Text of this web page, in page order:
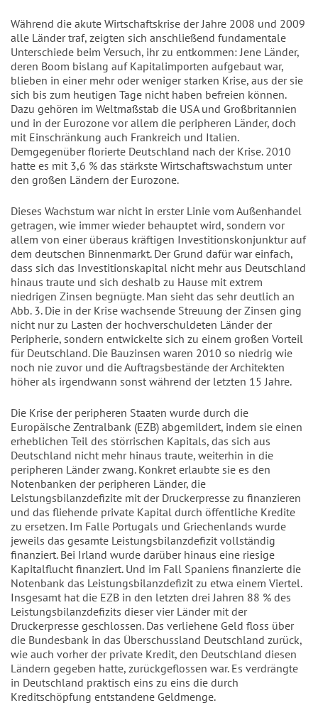
Während die akute Wirtschaftskrise der Jahre 2008 und 2009
alle Länder traf, zeigten sich anschließend fundamentale
Unterschiede beim Versuch, ihr zu entkommen: Jene Länder,
deren Boom bislang auf Kapitalimporten aufgebaut war,
blieben in einer mehr oder weniger starken Krise, aus der sie
sich bis zum heutigen Tage nicht haben befreien können.
Dazu gehören im Weltmaßstab die USA und Großbritannien
und in der Eurozone vor allem die peripheren Länder, doch
mit Einschränkung auch Frankreich und Italien.
Demgegenüber florierte Deutschland nach der Krise. 2010
hatte es mit 3,6 % das stärkste Wirtschaftswachstum unter
den großen Ländern der Eurozone.
Dieses Wachstum war nicht in erster Linie vom Außenhandel
getragen, wie immer wieder behauptet wird, sondern vor
allem von einer überaus kräftigen Investitionskonjunktur auf
dem deutschen Binnenmarkt. Der Grund dafür war einfach,
dass sich das Investitionskapital nicht mehr aus Deutschland
hinaus traute und sich deshalb zu Hause mit extrem
niedrigen Zinsen begnügte. Man sieht das sehr deutlich an
Abb. 3. Die in der Krise wachsende Streuung der Zinsen ging
nicht nur zu Lasten der hochverschuldeten Länder der
Peripherie, sondern entwickelte sich zu einem großen Vorteil
für Deutschland. Die Bauzinsen waren 2010 so niedrig wie
noch nie zuvor und die Auftragsbestände der Architekten
höher als irgendwann sonst während der letzten 15 Jahre.
Die Krise der peripheren Staaten wurde durch die
Europäische Zentralbank (EZB) abgemildert, indem sie einen
erheblichen Teil des störrischen Kapitals, das sich aus
Deutschland nicht mehr hinaus traute, weiterhin in die
peripheren Länder zwang. Konkret erlaubte sie es den
Notenbanken der peripheren Länder, die
Leistungsbilanzdefizite mit der Druckerpresse zu finanzieren
und das fliehende private Kapital durch öffentliche Kredite
zu ersetzen. Im Falle Portugals und Griechenlands wurde
jeweils das gesamte Leistungsbilanzdefizit vollständig
finanziert. Bei Irland wurde darüber hinaus eine riesige
Kapitalflucht finanziert. Und im Fall Spaniens finanzierte die
Notenbank das Leistungsbilanzdefizit zu etwa einem Viertel.
Insgesamt hat die EZB in den letzten drei Jahren 88 % des
Leistungsbilanzdefizits dieser vier Länder mit der
Druckerpresse geschlossen. Das verliehene Geld floss über
die Bundesbank in das Überschussland Deutschland zurück,
wie auch vorher der private Kredit, den Deutschland diesen
Ländern gegeben hatte, zurückgeflossen war. Es verdrängte
in Deutschland praktisch eins zu eins die durch
Kreditschöpfung entstandene Geldmenge.